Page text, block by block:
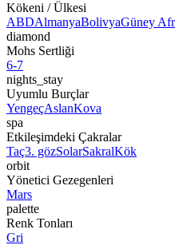
Kökeni / Ülkesi
ABDAlmanyaBolivyaGüney
diamond
Mohs Sertliği
6-7
nights_stay
Uyumlu Burçlar
YengeçAslanKova
spa
Etkileşimdeki Çakralar
Taç3. gözSolarSakralKök
orbit
Yönetici Gezegenleri
Mars
palette
Renk Tonları
Gri